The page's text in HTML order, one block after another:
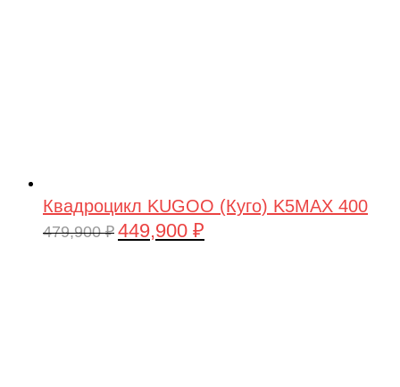
Квадроцикл KUGOO (Куго) K5MAX 400
479,900₽ Первоначальная
449,900 ₽